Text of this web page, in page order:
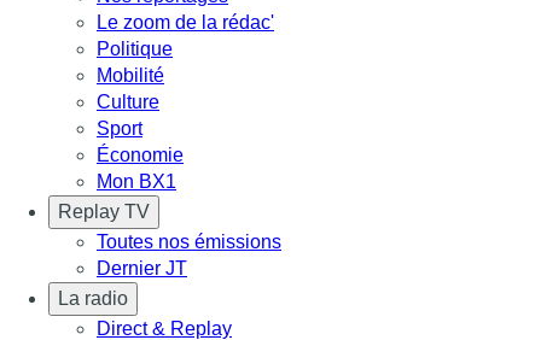
Le zoom de la rédac'
Politique
Mobilité
Culture
Sport
Économie
Mon BX1
Replay TV
Toutes nos émissions
Dernier JT
La radio
Direct & Replay